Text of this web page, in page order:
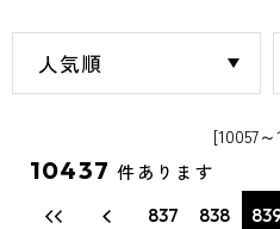
[10057
10437 件あります
837 838